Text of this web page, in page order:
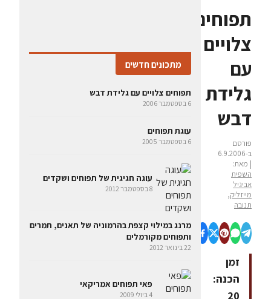
תפוחים
צלויים
עם
גלידת
דבש
פורסם
ב-6.9.2006
| מאת:
השפית
אביגיל
מייזליק,
תנובה
זמן
הכנה:
20
מתכונים חדשים
תפוחים צלויים עם גלידת דבש
6 בספטמבר 2006
עוגת תפוחים
6 בספטמבר 2005
עוגה חגיגית של תפוחים ושקדים
8 בספטמבר 2012
מרנג במילוי קצפת בהרמוניה של תאנים, תמרים
ותפוחים מקורמלים
22 בינואר 2012
פאי תפוחים אמריקאי
4 ביולי 2009